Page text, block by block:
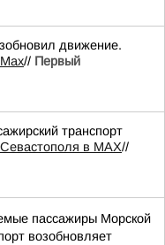
движение.
Max// Первый
транспорт
в MAX//
пассажиры Морской
возобновляет